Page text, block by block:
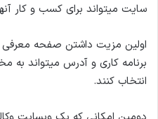
سایت میتواند برای کسب و کار
اولین مزیت داشتن صفحه
برنامه کاری و آدرس میتواند به
انتخاب کنند.